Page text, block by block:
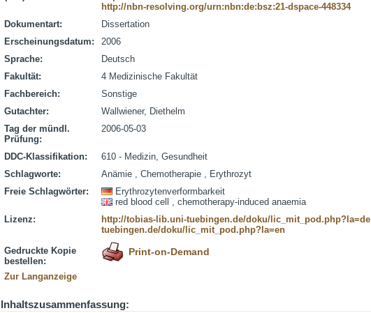
http://nbn-resolving.org/urn:nbn:de:bsz:21-dspace-448334
Dokumentart:
Dissertation
Erscheinungsdatum:
2006
Sprache:
Deutsch
Fakultät:
4 Medizinische Fakultät
Fachbereich:
Sonstige
Gutachter:
Wallwiener, Diethelm
Tag der mündl.
Prüfung:
2006-05-03
DDC-Klassifikation:
610 - Medizin, Gesundheit
Schlagworte:
Anämie , Chemotherapie , Erythrozyt
Freie Schlagwörter:
Erythrozytenverformbarkeit
red blood cell , chemotherapy-induced anaemia
Lizenz:
http://tobias-lib.uni-tuebingen.de/doku/lic_mit_pod.php?la=de
tuebingen.de/doku/lic_mit_pod.php?la=en
Gedruckte Kopie
bestellen:
Print-on-Demand
Zur Langanzeige
Inhaltszusammenfassung: